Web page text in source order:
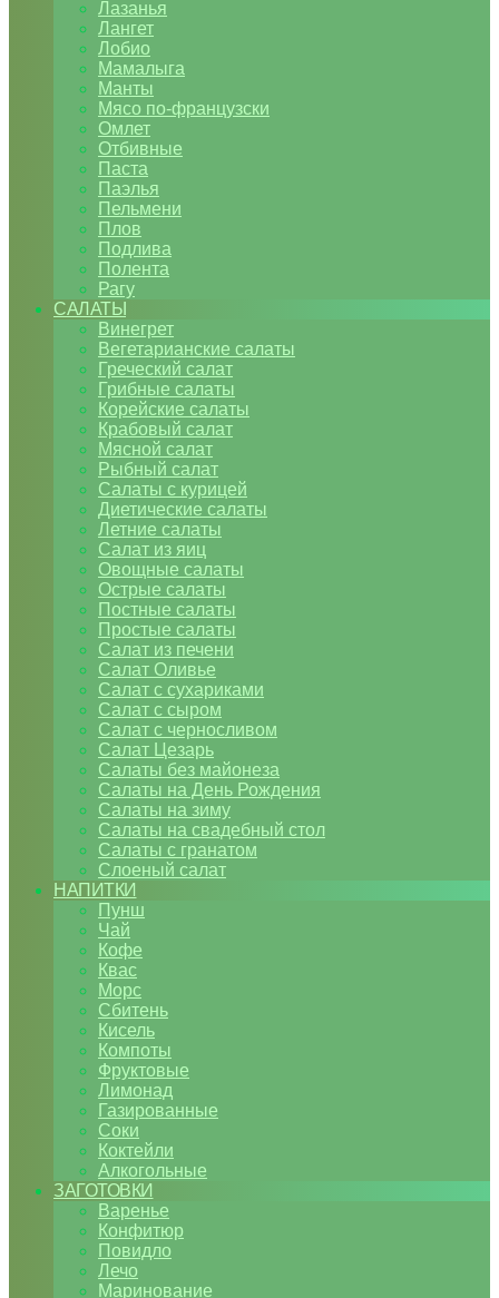
Лазанья
Лангет
Лобио
Мамалыга
Манты
Мясо по-французски
Омлет
Отбивные
Паста
Паэлья
Пельмени
Плов
Подлива
Полента
Рагу
САЛАТЫ
Винегрет
Вегетарианские салаты
Греческий салат
Грибные салаты
Корейские салаты
Крабовый салат
Мясной салат
Рыбный салат
Салаты с курицей
Диетические салаты
Летние салаты
Салат из яиц
Овощные салаты
Острые салаты
Постные салаты
Простые салаты
Салат из печени
Салат Оливье
Салат с сухариками
Салат с сыром
Салат с черносливом
Салат Цезарь
Салаты без майонеза
Салаты на День Рождения
Салаты на зиму
Салаты на свадебный стол
Салаты с гранатом
Слоеный салат
НАПИТКИ
Пунш
Чай
Кофе
Квас
Морс
Сбитень
Кисель
Компоты
Фруктовые
Лимонад
Газированные
Соки
Коктейли
Алкогольные
ЗАГОТОВКИ
Варенье
Конфитюр
Повидло
Лечо
Маринование